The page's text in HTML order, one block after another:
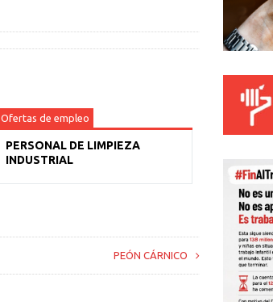
Ofertas de empleo
PERSONAL DE LIMPIEZA
INDUSTRIAL
PEÓN CÁRNICO